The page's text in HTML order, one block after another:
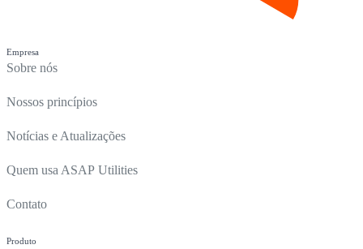
Empresa
Sobre nós
Nossos princípios
Notícias e Atualizações
Quem usa ASAP Utilities
Contato
Produto